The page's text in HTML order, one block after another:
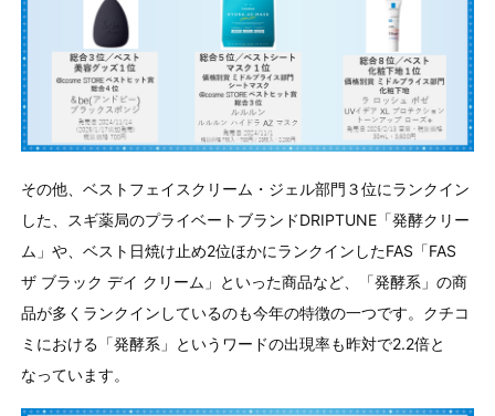
その他、ベストフェイスクリーム・ジェル部門３位にランクイン
した、スギ薬局のプライベートブランドDRIPTUNE「発酵クリー
ム」や、ベスト日焼け止め2位ほかにランクインしたFAS「FAS
ザ ブラック デイ クリーム」といった商品など、「発酵系」の商
品が多くランクインしているのも今年の特徴の一つです。クチコ
ミにおける「発酵系」というワードの出現率も昨対で2.2倍と
なっています。